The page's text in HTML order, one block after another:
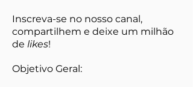
Inscreva-se no nosso canal,
compartilhem e deixe um milhão
de likes!
Objetivo Geral: